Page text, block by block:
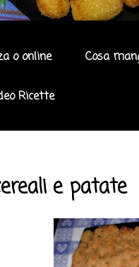
o online Cosa
Ricette
e patate